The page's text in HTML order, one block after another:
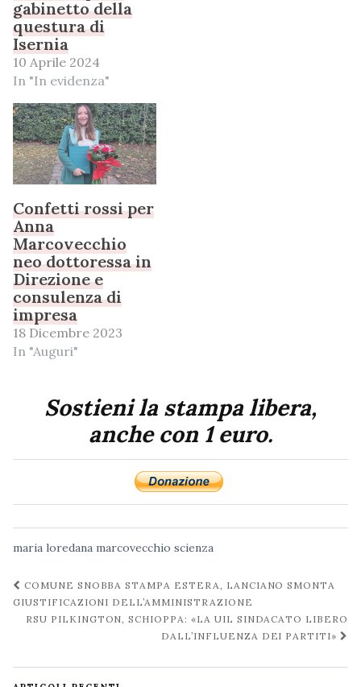
gabinetto della
questura di
Isernia
10 Aprile 2024
In "In evidenza"
Confetti rossi per
Anna
Marcovecchio
neo dottoressa in
Direzione e
consulenza di
impresa
18 Dicembre 2023
In "Auguri"
Sostieni la stampa libera,
anche con 1 euro.
maria loredana marcovecchio scienza
Navigazione
post
COMUNE SNOBBA STAMPA ESTERA, LANCIANO SMONTA
GIUSTIFICAZIONI DELL’AMMINISTRAZIONE
RSU PILKINGTON, SCHIOPPA: «LA UIL SINDACATO LIBERO
DALL’INFLUENZA DEI PARTITI»